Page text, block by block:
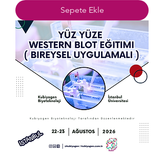
Sepete Ekle